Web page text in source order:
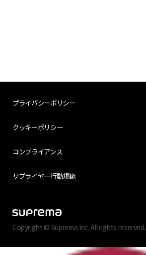
プライバシーポリシー
クッキーポリシー
コンプライアンス
サプライヤー行動規範
Copyright © Suprema Inc. All rights reserved.